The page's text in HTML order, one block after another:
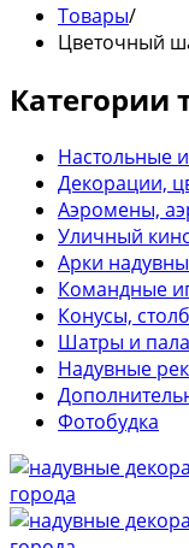
Товары/
Цветочный
Категории
Настольные
Декорации,
Аэромены,
Уличный
Арки
Командные
Конусы,
Шатры и
Надувные
Фотобудка